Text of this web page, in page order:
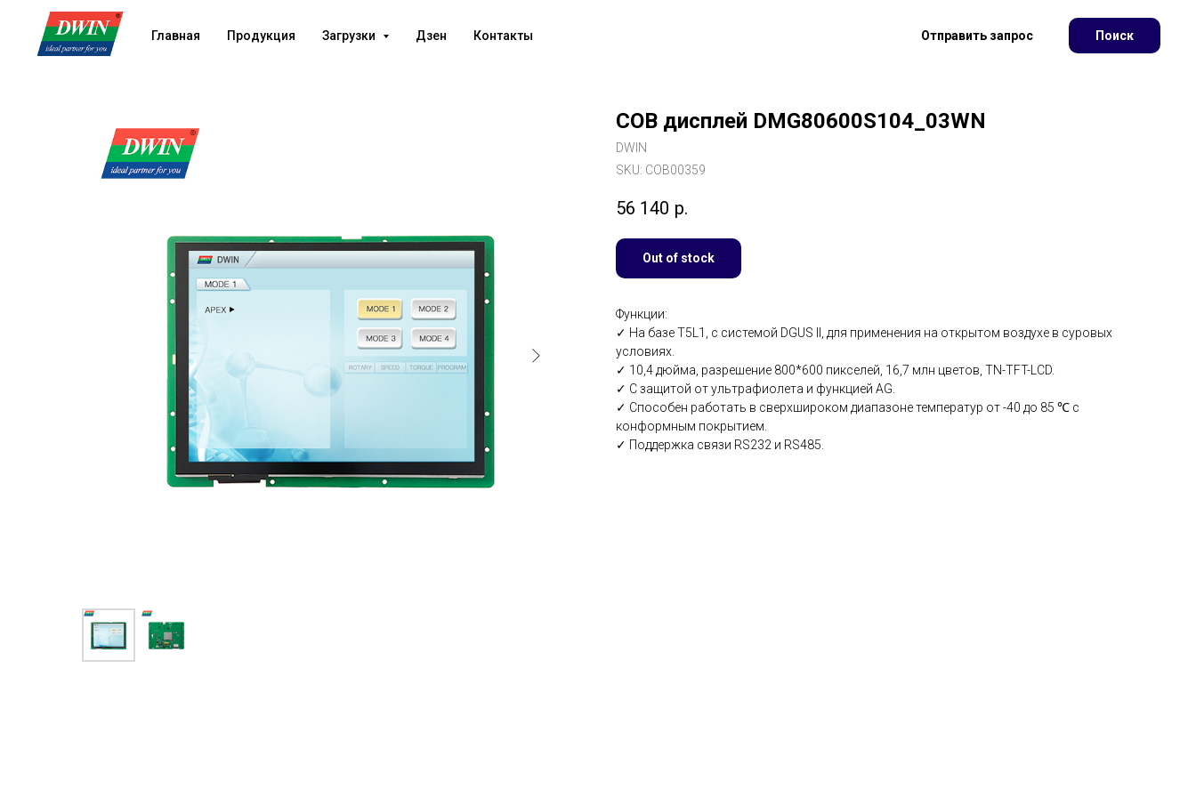
Главная Продукция Загрузки Дзен Контакты Отправить запрос Поиск
COB дисплей DMG80600S104_03WN
DWIN
SKU: COB00359
56 140 р.
Out of stock
Функции:
✓ На базе T5L1, с системой DGUS II, для применения на открытом воздухе в суровых
условиях.
✓ 10,4 дюйма, разрешение 800*600 пикселей, 16,7 млн ​​цветов, TN-TFT-LCD.
✓ С защитой от ультрафиолета и функцией AG.
✓ Способен работать в сверхшироком диапазоне температур от -40 до 85 ℃ с
конформным покрытием.
✓ Поддержка связи RS232 и RS485.